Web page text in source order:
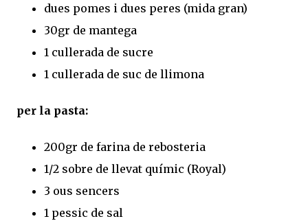
dues pomes i dues peres (mida gran)
30gr de mantega
1 cullerada de sucre
1 cullerada de suc de llimona
per la pasta:
200gr de farina de rebosteria
1/2 sobre de llevat químic (Royal)
3 ous sencers
1 pessic de sal